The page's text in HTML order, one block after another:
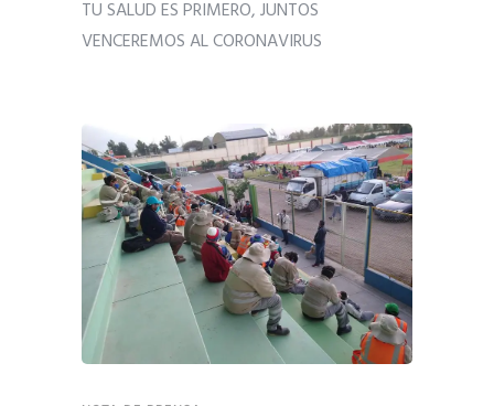
TU SALUD ES PRIMERO, JUNTOS
VENCEREMOS AL CORONAVIRUS